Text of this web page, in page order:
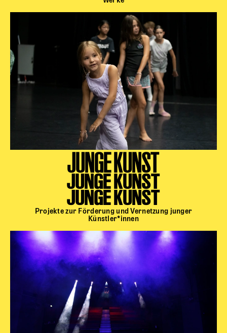
JUNGE KUNST
JUNGE KUNST
JUNGE KUNST
Projekte zur Förderung und Vernetzung junger
Künstler*innen